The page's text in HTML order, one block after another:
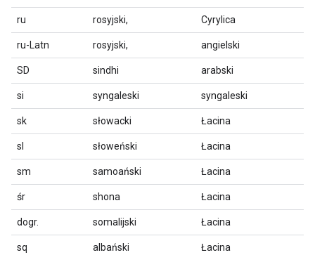
ru rosyjski, Cyrylica
ru-Latn rosyjski, angielski
SD sindhi arabski
si syngaleski syngaleski
sk słowacki Łacina
sl słoweński Łacina
sm samoański Łacina
śr shona Łacina
dogr. somalijski Łacina
sq albański Łacina